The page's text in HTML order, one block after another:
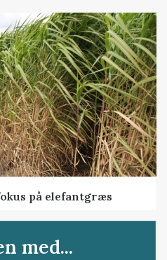
på elefantgræs
med...